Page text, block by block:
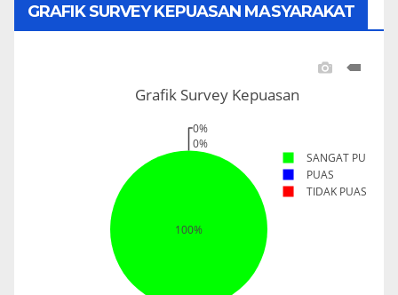
GRAFIK SURVEY KEPUASAN MASYARAKAT